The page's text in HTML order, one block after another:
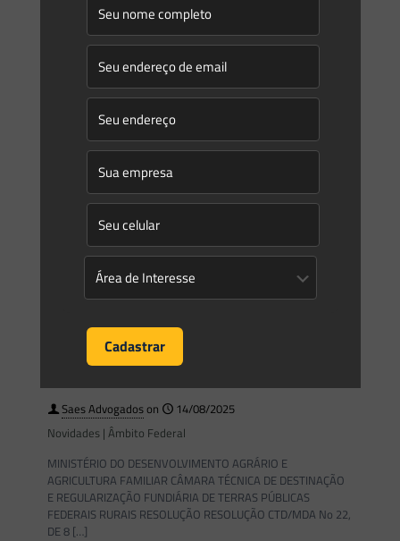
Saes Advogadoson
14/08/2025
Novidades | Âmbito estadual: São Paulo
DECISÃO DE DIRETORIA CETESB No 38/2025/C/I, DE 11 DE
JULHO DE 2025 Estabelece os graus de risco das atividades
econômicas, conforme estabelecido no artigo 3o do[…]
0 Read more
Saes Advogadoson
14/08/2025
Novidades | Âmbito estadual: São Paulo
JULHO DE 2025 Dispõe sobre a aprovação da terceira edição
revisada e ampliada do Manual de Gerenciamento[…]
Saes Advogadoson
14/08/2025
Novidades | Âmbito Federal
MINISTÉRIO DO DESENVOLVIMENTO AGRÁRIO E
AGRICULTURA FAMILIAR CÂMARA TÉCNICA DE DESTINAÇÃO
E REGULARIZAÇÃO FUNDIÁRIA DE TERRAS PÚBLICAS
FEDERAIS RURAIS RESOLUÇÃO RESOLUÇÃO CTD/MDA No 22,
DE 8 […]